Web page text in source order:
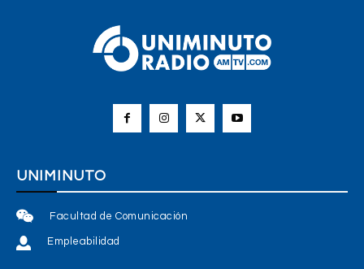
UNIMINUTO
Facultad de Comunicación
Empleabilidad